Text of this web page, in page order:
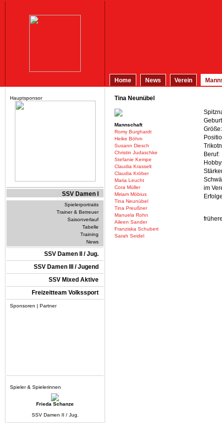
Home News Verein
Hauptsponsor
SSV Damen I
Spielerportraits
Trainer & Betreuer
Saisonverlauf
Tabelle
Training
News
SSV Damen II / Jug.
SSV Damen III / Jugend
SSV Mixed Aktive
Freizeitteam Volkssport
Sponsoren | Partner
Spieler & Spielerinnen
Frieda Schanze
SSV Damen II / Jug.
Tina Neunübel
Mannschaft
Romy Burghardt
Heike Böhm
Susann Diesch
Christin Judaschke
Stefanie Kempe
Claudia Krasselt
Claudia Kröber
Maria Leucht
Cora Müller
Miriam Möbius
Tina Neunübel
Tina Preußner
Manuela Rohn
Aileen Sander
Franziska Schubert
Sarah Seidel
Größe:
Beruf:
im